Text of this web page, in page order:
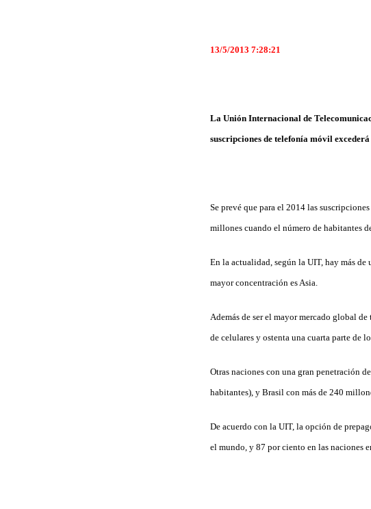
13/5/2013 7:28:21
La Unión Internacional de
suscripciones de telefonía móvil
Se prevé que para el 2014 las
millones cuando el número de habitantes
En la actualidad, según la UIT, hay más
mayor concentración es Asia.
Además de ser el mayor mercado global
de celulares y ostenta una cuarta parte de
Otras naciones con una gran penetración
habitantes), y Brasil con más de 240
De acuerdo con la UIT, la opción de
el mundo, y 87 por ciento en las naciones